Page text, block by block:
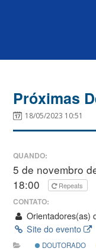
Próximas
18/05/2023 10:51
QUANDO:
5 de novembro
18:00
Repeats
CONTATO:
Orientadores(as)
Site do evento
DOUTORADO